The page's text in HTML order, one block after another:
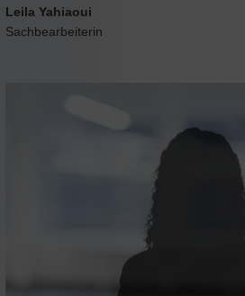
Leila Yahiaoui
Sachbearbeiterin